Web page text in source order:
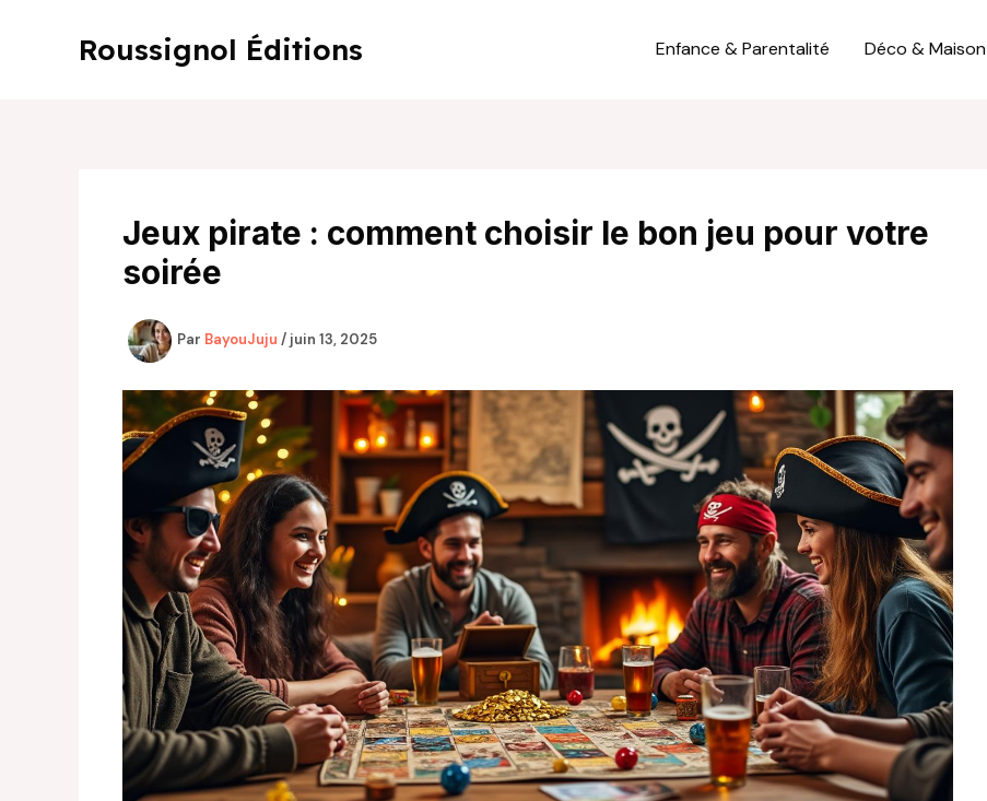
Roussignol Éditions Enfance & Parentalité Déco & Maison
Jeux pirate : comment choisir le bon jeu pour votre
soirée
Par BayouJuju / juin 13, 2025